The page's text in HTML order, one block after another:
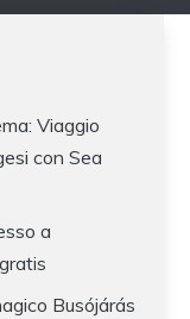
Viaggio
con Sea
a
Busójárás